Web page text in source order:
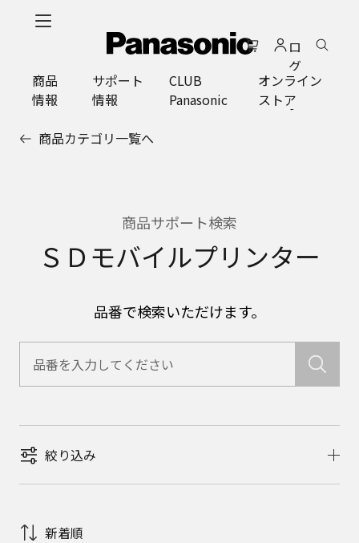
ロ
グ
イ
ン
商品
情報
サポート
情報
CLUB
Panasonic
オンライン
ストア
商品カテゴリ一覧へ
商品サポート検索
ＳＤモバイルプリンター
品番で検索いただけます。
絞り込み
新着順